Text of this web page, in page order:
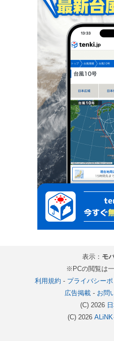
表示： モ
※PCの閲覧は
利用規約 - プライバシー
広告掲載- お問
(C) 2026
(C) 2026 ALiNK